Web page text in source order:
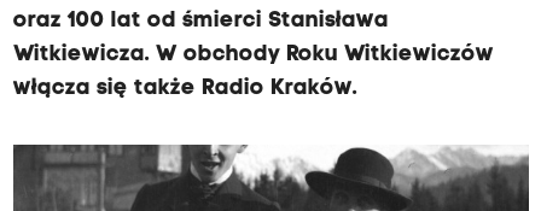
oraz 100 lat od śmierci Stanisława
Witkiewicza. W obchody Roku Witkiewiczów
włącza się także Radio Kraków.